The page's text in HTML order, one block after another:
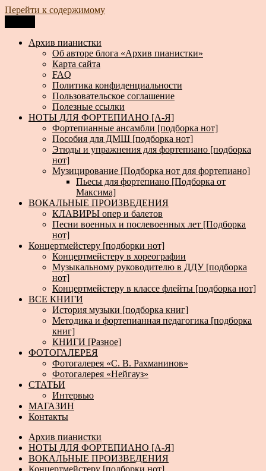
Перейти к содержимому
Архив пианистки
Всё для пианистов: ноты, книги, музыка, статьи…
Архив пианистки
Об авторе блога «Архив пианистки»
Карта сайта
FAQ
Политика конфиденциальности
Пользовательское соглашение
Полезные ссылки
НОТЫ ДЛЯ ФОРТЕПИАНО [А-Я]
Фортепианные ансамбли [подборка нот]
Пособия для ДМШ [подборка нот]
Этюды и упражнения для фортепиано [подборка
нот]
Музицирование [Подборка нот для фортепиано]
Пьесы для фортепиано [Подборка от
Максима]
ВОКАЛЬНЫЕ ПРОИЗВЕДЕНИЯ
КЛАВИРЫ опер и балетов
Песни военных и послевоенных лет [Подборка
нот]
Концертмейстеру [подборки нот]
Концертмейстеру в хореографии
Музыкальному руководителю в ДДУ [подборка
нот]
Концертмейстеру в классе флейты [подборка нот]
ВСЕ КНИГИ
История музыки [подборка книг]
Методика и фортепианная педагогика [подборка
книг]
КНИГИ [Разное]
ФОТОГАЛЕРЕЯ
Фотогалерея «С. В. Рахманинов»
Фотогалерея «Нейгауз»
СТАТЬИ
Интервью
МАГАЗИН
Контакты
Архив пианистки
НОТЫ ДЛЯ ФОРТЕПИАНО [А-Я]
ВОКАЛЬНЫЕ ПРОИЗВЕДЕНИЯ
Концертмейстеру [подборки нот]